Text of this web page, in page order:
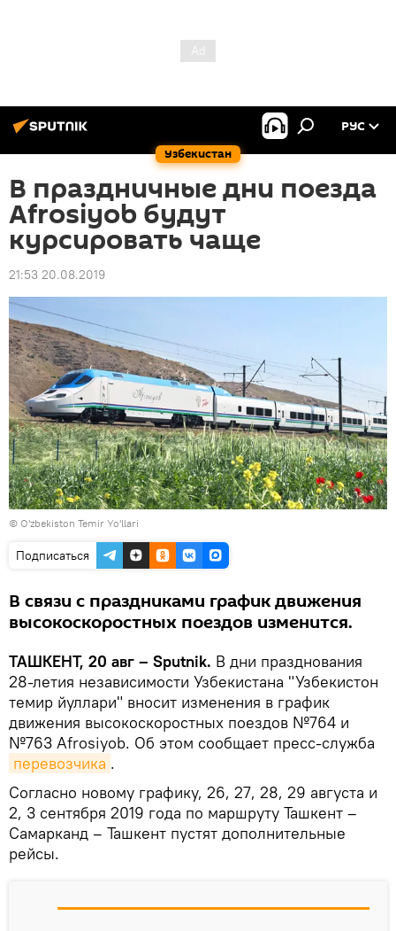
Узбекистан
РУС
В праздничные дни поезда
Afrosiyob будут
курсировать чаще
21:53 20.08.2019
© O'zbekiston Temir Yo'llari
Подписаться
В связи с праздниками график движения
высокоскоростных поездов изменится.
ТАШКЕНТ, 20 авг – Sputnik. В дни празднования
28-летия независимости Узбекистана "Узбекистон
темир йуллари" вносит изменения в график
движения высокоскоростных поездов №764 и
№763 Afrosiyob. Об этом сообщает пресс-служба
перевозчика .
Согласно новому графику, 26, 27, 28, 29 августа и
2, 3 сентября 2019 года по маршруту Ташкент –
Самарканд – Ташкент пустят дополнительные
рейсы.